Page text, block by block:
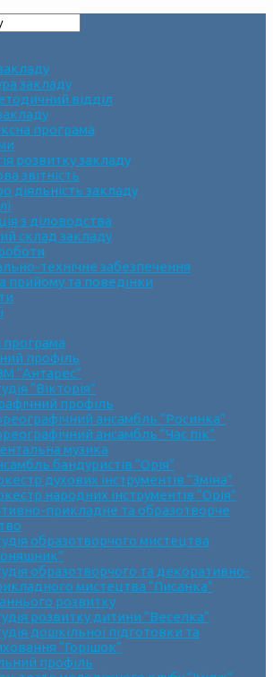
закладу
відділ
програма
розвитку закладу
звітність
діяльність закладу
з діловодства
склад закладу
технічне забезпечення
прийому та поведінки
програма
профіль
“Антарес”
“Вікторія”
профіль
ансамбль “Росинка”
ансамбль “Час пік”
музика
бандуристів “Орія”
духових інструментів “Зміна”
народних інструментів “Орія”
прикладне та образотворче
образотворчого мистецтва
образотворчого та декоративно-
мистецтва “Писанка”
розвитку
розвитку дитини “Веселка”
дошкільної підготовки та
“Горішок”
профіль